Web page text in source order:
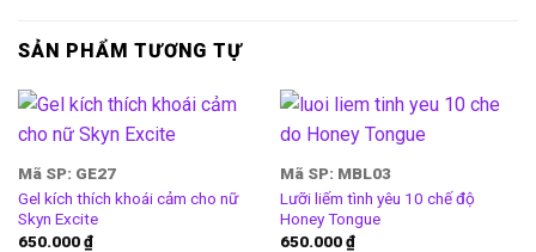
SẢN PHẨM TƯƠNG TỰ
Mã SP: GE27
Gel kích thích khoái cảm cho nữ
Skyn Excite
650.000₫
Mã SP: MBL03
Lưỡi liếm tình yêu 10 chế độ
Honey Tongue
650.000₫